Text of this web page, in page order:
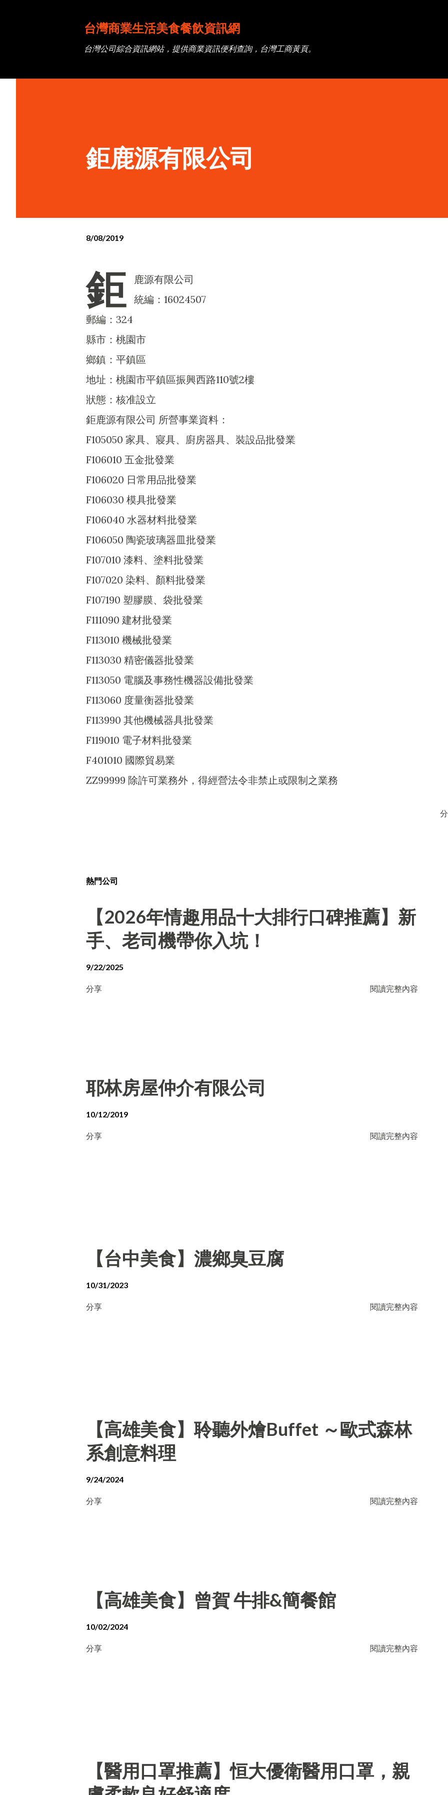
台灣商業生活美食餐飲資訊網
台灣公司綜合資訊網站，提供商業資訊便利查詢，台灣工商黃頁。
鉅鹿源有限公司
8/08/2019
鉅
鹿源有限公司
統編：16024507
郵編：324
縣市：桃園市
鄉鎮：平鎮區
地址：桃園市平鎮區振興西路110號2樓
狀態：核准設立
鉅鹿源有限公司 所營事業資料：
F105050 家具、寢具、廚房器具、裝設品批發業
F106010 五金批發業
F106020 日常用品批發業
F106030 模具批發業
F106040 水器材料批發業
F106050 陶瓷玻璃器皿批發業
F107010 漆料、塗料批發業
F107020 染料、顏料批發業
F107190 塑膠膜、袋批發業
F111090 建材批發業
F113010 機械批發業
F113030 精密儀器批發業
F113050 電腦及事務性機器設備批發業
F113060 度量衡器批發業
F113990 其他機械器具批發業
F119010 電子材料批發業
F401010 國際貿易業
ZZ99999 除許可業務外，得經營法令非禁止或限制之業務
熱門公司
【2026年情趣用品十大排行口碑推薦】新
手、老司機帶你入坑！
9/22/2025
分享 閱讀完整內容
耶林房屋仲介有限公司
10/12/2019
分享 閱讀完整內容
【台中美食】濃鄉臭豆腐
10/31/2023
分享 閱讀完整內容
【高雄美食】聆聽外燴Buffet ～歐式森林
系創意料理
9/24/2024
分享 閱讀完整內容
【高雄美食】曾賀 牛排&簡餐館
10/02/2024
分享 閱讀完整內容
【醫用口罩推薦】恒大優衛醫用口罩，親